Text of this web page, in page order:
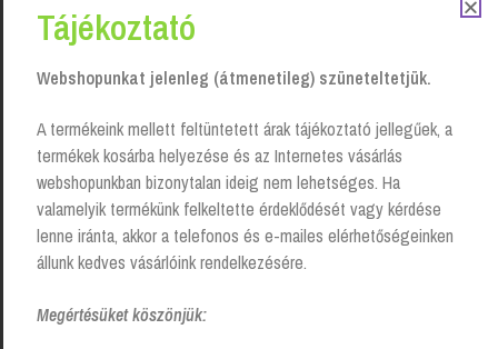
Saját járműparkunkkal, vagy futárszolgálattal.
50 000 Ft felett ingyenes kiszállítás!
Tájékoztató
Webshopunkat jelenleg (átmenetileg) szüneteltetjük.
A termékeink mellett feltüntetett árak tájékoztató jellegűek, a
termékek kosárba helyezése és az Internetes vásárlás
webshopunkban bizonytalan ideig nem lehetséges. Ha
valamelyik termékünk felkeltette érdeklődését vagy kérdése
lenne iránta, akkor a telefonos és e-mailes elérhetőségeinken
állunk kedves vásárlóink rendelkezésére.
Megértésüket köszönjük: